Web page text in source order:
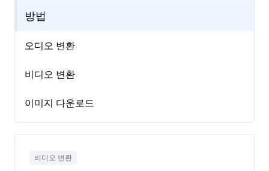
방법
오디오 변환
비디오 변환
이미지 다운로드
비디오 변환